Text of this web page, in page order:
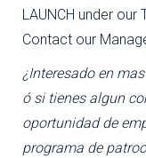
LAUNCH under
Contact our
¿Interesado en
ó si tienes algun
oportunidad de
programa de